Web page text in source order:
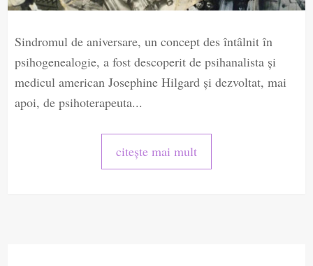
Sindromul de aniversare, un concept des întâlnit în
psihogenealogie, a fost descoperit de psihanalista și
medicul american Josephine Hilgard și dezvoltat, mai
apoi, de psihoterapeuta...
citește mai mult